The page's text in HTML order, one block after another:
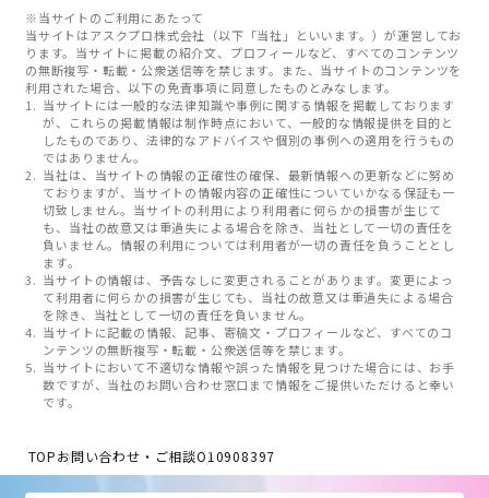
※当サイトのご利用にあたって
当サイトはアスクプロ株式会社（以下「当社」といいます。）が運営してお
ります。当サイトに掲載の紹介文、プロフィールなど、すべてのコンテンツ
の無断複写・転載・公衆送信等を禁じます。また、当サイトのコンテンツを
利用された場合、以下の免責事項に同意したものとみなします。
当サイトには一般的な法律知識や事例に関する情報を掲載しております
が、これらの掲載情報は制作時点において、一般的な情報提供を目的と
したものであり、法律的なアドバイスや個別の事例への適用を行うもの
ではありません。
当社は、当サイトの情報の正確性の確保、最新情報への更新などに努め
ておりますが、当サイトの情報内容の正確性についていかなる保証も一
切致しません。当サイトの利用により利用者に何らかの損害が生じて
も、当社の故意又は重過失による場合を除き、当社として一切の責任を
負いません。情報の利用については利用者が一切の責任を負うこととし
ます。
当サイトの情報は、予告なしに変更されることがあります。変更によっ
て利用者に何らかの損害が生じても、当社の故意又は重過失による場合
を除き、当社として一切の責任を負いません。
当サイトに記載の情報、記事、寄稿文・プロフィールなど、すべてのコ
ンテンツの無断複写・転載・公衆送信等を禁じます。
当サイトにおいて不適切な情報や誤った情報を見つけた場合には、お手
数ですが、当社のお問い合わせ窓口まで情報をご提供いただけると幸い
です。
TOPお問い合わせ・ご相談O10908397